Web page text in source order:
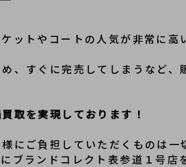
ットやコートの人気が非常に高
、すぐに完売してしまうなど、
取を実現しております！
にご負担していただくものは一
ブランドコレクト表参道１号店